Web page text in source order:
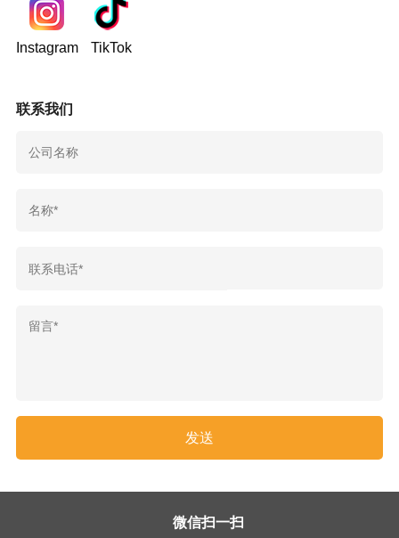
Instagram TikTok
联系我们
微信扫一扫